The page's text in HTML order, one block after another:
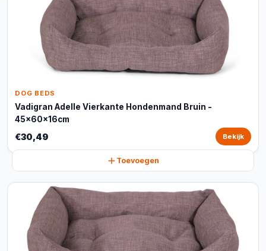
DOG BEDS
Vadigran Adelle Vierkante Hondenmand Bruin -
45x60x16cm
€30,49 Bekijk
Toevoegen